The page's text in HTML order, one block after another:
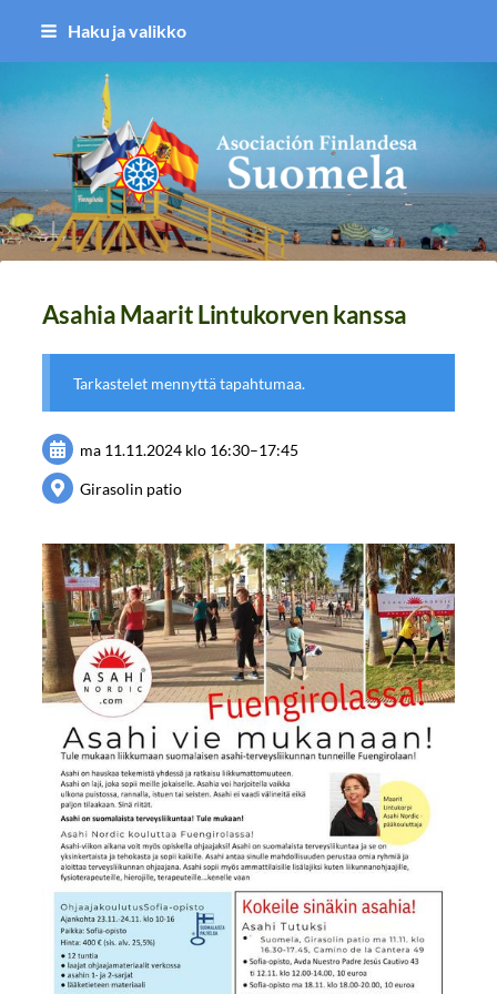
Siirry
sivun
sisältöön
Haku ja valikko
Asociación Finlandesa Suomela
Asahia Maarit Lintukorven kanssa
Tarkastelet mennyttä tapahtumaa.
ma 11.11.2024 klo 16:30–17:45
Girasolin patio